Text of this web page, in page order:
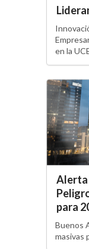
en la
Alerta
para
Buenos
masivas